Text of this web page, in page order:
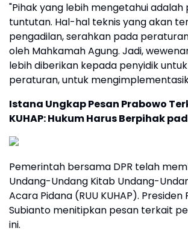
"Pihak yang lebih mengetahui adalah
tuntutan. Hal-hal teknis yang akan
pengadilan, serahkan pada
oleh Mahkamah Agung. Jadi,
lebih diberikan kepada penyidik
peraturan, untuk
Istana Ungkap Pesan Prabowo
KUHAP: Hukum Harus Berpihak
Pemerintah bersama DPR telah
Undang-Undang Kitab Undang-
Acara Pidana (RUU KUHAP).
Subianto menitipkan pesan terkait
ini.